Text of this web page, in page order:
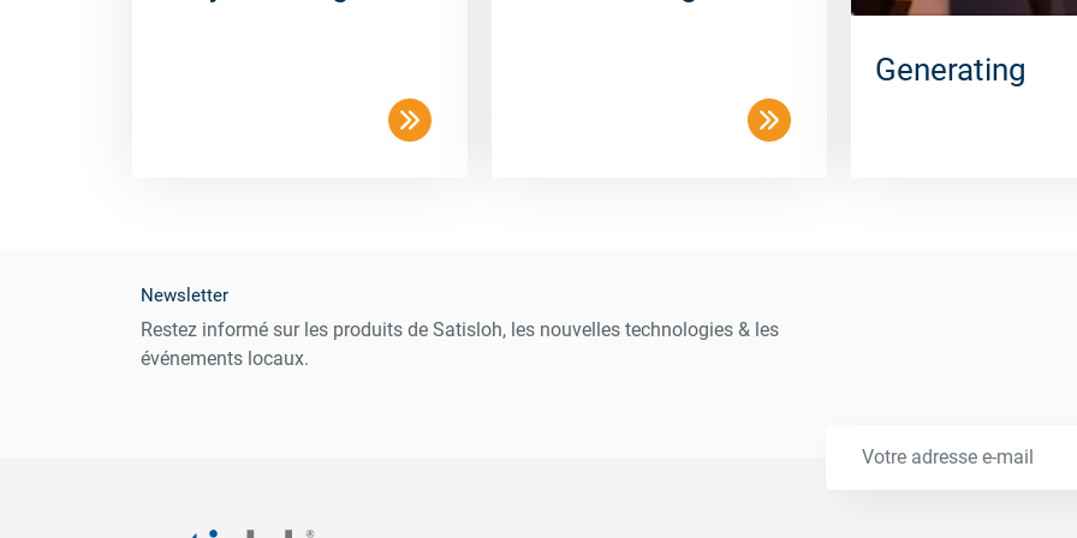
Generating
Newsletter
Restez informé sur les produits de Satisloh, les nouvelles technologies & les
événements locaux.